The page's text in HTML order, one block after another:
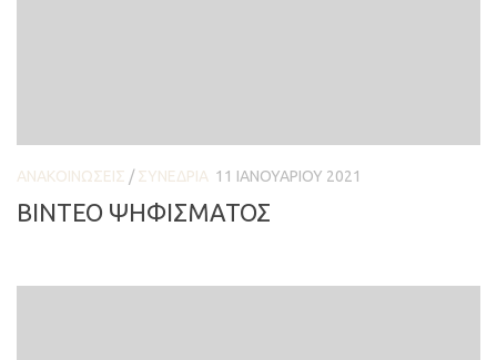
ΑΝΑΚΟΙΝΏΣΕΙΣ /ΣΥΝΈΔΡΙΑ 11 ΙΑΝΟΥΑΡΊΟΥ 2021
ΒΙΝΤΕΟ ΨΗΦΙΣΜΑΤΟΣ